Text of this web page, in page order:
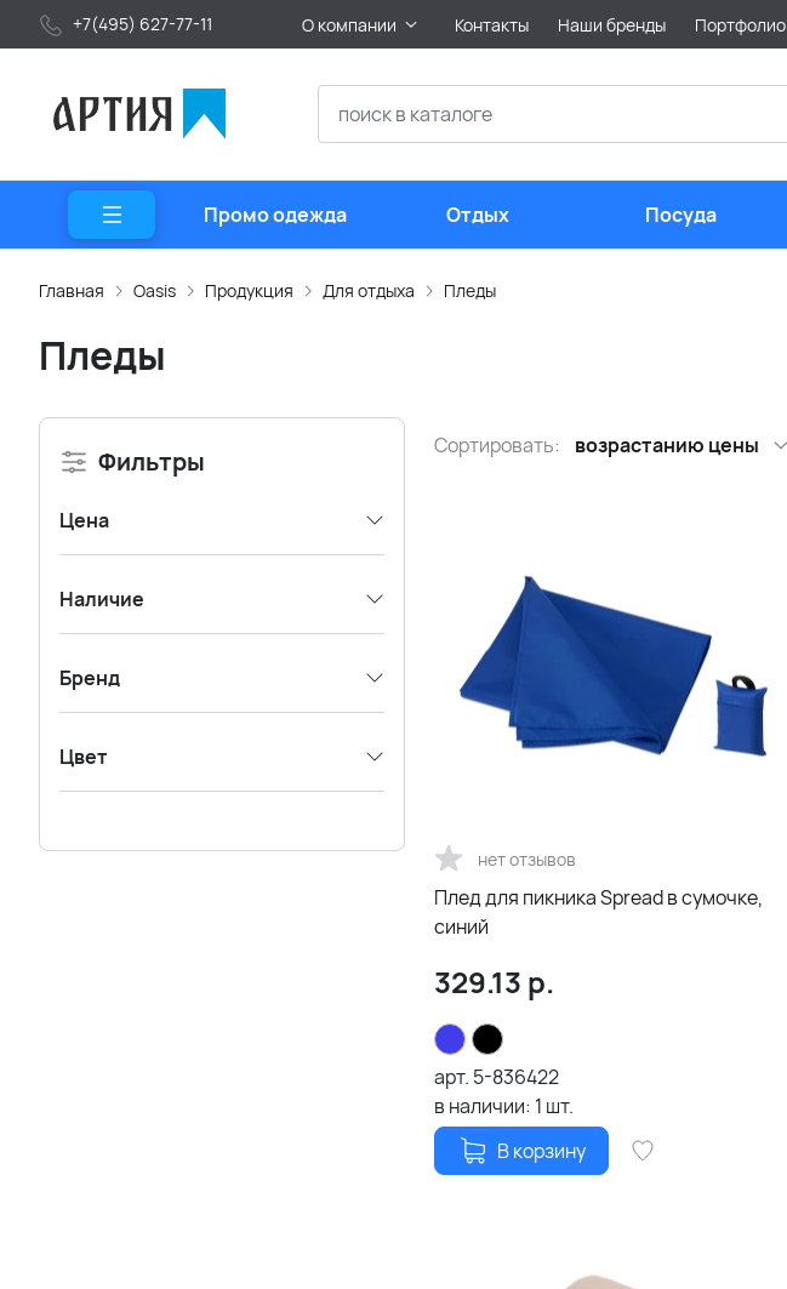
+7(495) 627-77-11 О компании Контакты Наши бренды Портфолио
Промо одежда Отдых Посуда
Главная Oasis Продукция Для отдыха Пледы
Пледы
Фильтры
Цена
Наличие
Бренд
Цвет
Сортировать: возрастанию цены
нет отзывов
Плед для пикника Spread в сумочке,
синий
329.13 р.
арт. 5-836422
в наличии: 1 шт.
В корзину